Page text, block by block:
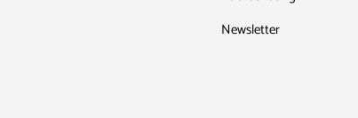
Newsletter